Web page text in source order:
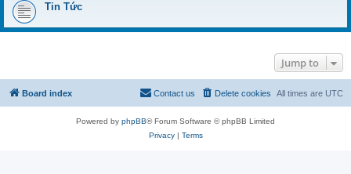
Tin Tức
Jump to
Board index All times are UTC
Delete cookies
Contact us
Powered by phpBB® Forum Software © phpBB Limited
Privacy| Terms